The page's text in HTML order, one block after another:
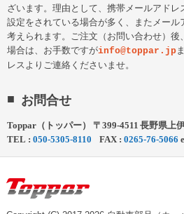
ざいます。理由として、携帯メールアド
設定をされている場合が多く、またメール
考えられます。ご注文（お問い合わせ）
場合は、お手数ですがinfo@toppar.jp
レスよりご連絡くださいませ。
お問合せ
Toppar（トッパー） 〒 399-4511 長野県 上
TEL : 050-5305-8110 FAX : 0265-76-5066